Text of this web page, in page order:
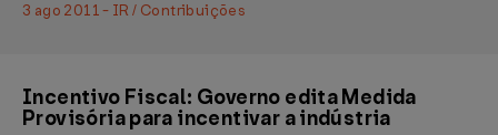
3 ago 2011 - IR / Contribuições
Incentivo Fiscal: Governo edita Medida
Provisória para incentivar a indústria